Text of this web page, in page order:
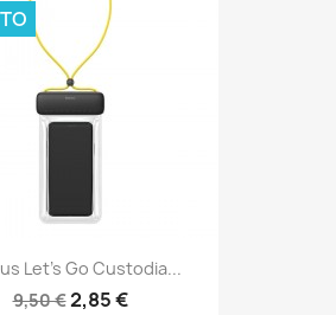
Let's Go Custodia...
9,50 €2,85 €